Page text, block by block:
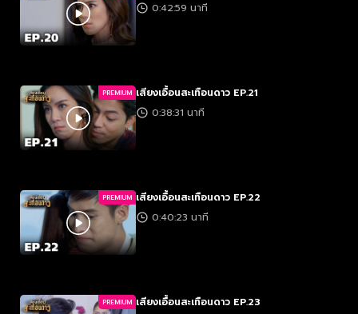
0:42:59 นาที
PREMIUM เสียงเอื้อนสะเทือนดาว EP.21
0:38:31 นาที
PREMIUM เสียงเอื้อนสะเทือนดาว EP.22
0:40:23 นาที
PREMIUM เสียงเอื้อนสะเทือนดาว EP.23